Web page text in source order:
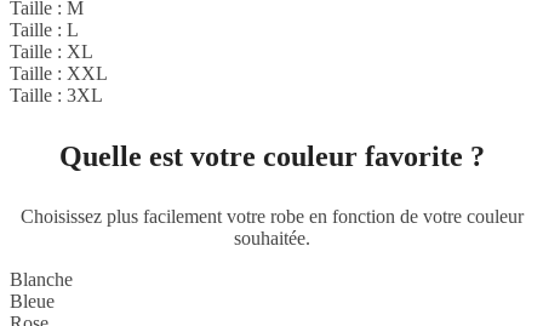
Taille : M
Taille : L
Taille : XL
Taille : XXL
Taille : 3XL
Quelle est votre couleur favorite ?
Choisissez plus facilement votre robe en fonction de votre couleur
souhaitée.
Blanche
Bleue